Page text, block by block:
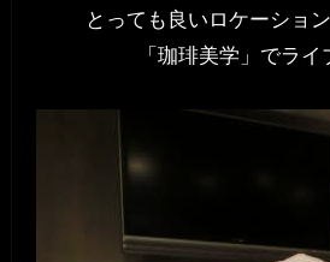
とっても良いロケーショ
「珈琲美学」でライ